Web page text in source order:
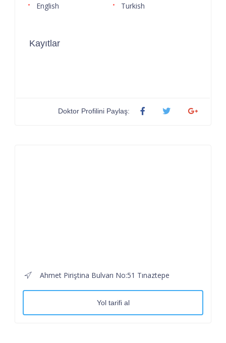
English Turkish
Kayıtlar
Doktor Profilini Paylaş:
Ahmet Piriştina Bulvarı No:51 Tınaztepe
Yol tarifi al